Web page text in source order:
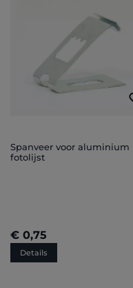
Spanveer voor aluminium
fotolijst
€ 0,75
Details